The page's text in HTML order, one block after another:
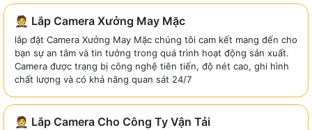
🤵 Lắp Camera Xưởng May Mặc
lắp đặt Camera Xưởng May Mặc chúng tôi cam kết mang đến cho
bạn sự an tâm và tin tưởng trong quá trình hoạt động sản xuất.
Camera được trang bị công nghệ tiên tiến, độ nét cao, ghi hình
chất lượng và có khả năng quan sát 24/7
🤵 Lắp Camera Cho Công Ty Vận Tải